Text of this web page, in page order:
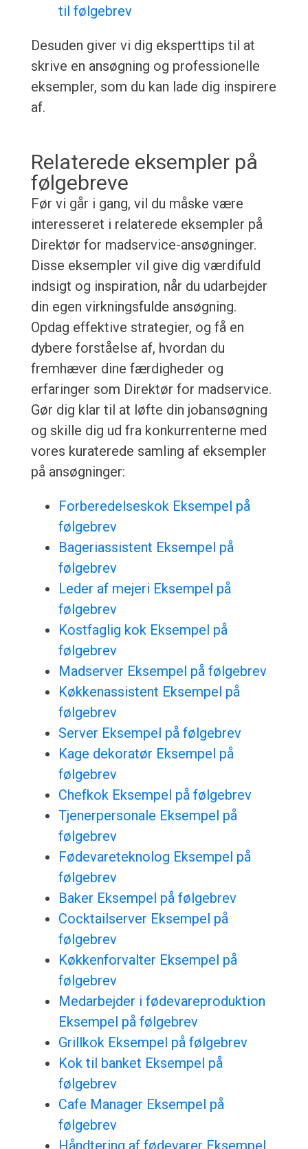
til følgebrev
Desuden giver vi dig eksperttips til at
skrive en ansøgning og professionelle
eksempler, som du kan lade dig inspirere
af.
Relaterede eksempler på
følgebreve
Før vi går i gang, vil du måske være
interesseret i relaterede eksempler på
Direktør for madservice-ansøgninger.
Disse eksempler vil give dig værdifuld
indsigt og inspiration, når du udarbejder
din egen virkningsfulde ansøgning.
Opdag effektive strategier, og få en
dybere forståelse af, hvordan du
fremhæver dine færdigheder og
erfaringer som Direktør for madservice.
Gør dig klar til at løfte din jobansøgning
og skille dig ud fra konkurrenterne med
vores kuraterede samling af eksempler
på ansøgninger:
Forberedelseskok Eksempel på
følgebrev
Bageriassistent Eksempel på
følgebrev
Leder af mejeri Eksempel på
følgebrev
Kostfaglig kok Eksempel på
følgebrev
Madserver Eksempel på følgebrev
Køkkenassistent Eksempel på
følgebrev
Server Eksempel på følgebrev
Kage dekoratør Eksempel på
følgebrev
Chefkok Eksempel på følgebrev
Tjenerpersonale Eksempel på
følgebrev
Fødevareteknolog Eksempel på
følgebrev
Baker Eksempel på følgebrev
Cocktailserver Eksempel på
følgebrev
Køkkenforvalter Eksempel på
følgebrev
Medarbejder i fødevareproduktion
Eksempel på følgebrev
Grillkok Eksempel på følgebrev
Kok til banket Eksempel på
følgebrev
Cafe Manager Eksempel på
følgebrev
Håndtering af fødevarer Eksempel